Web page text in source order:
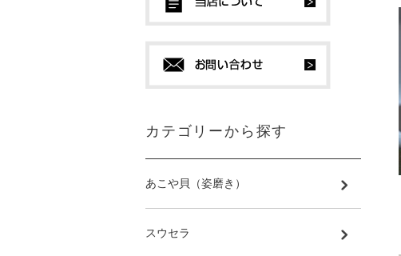
カテゴリーから探す
あこや貝（姿磨き）
スウセラ